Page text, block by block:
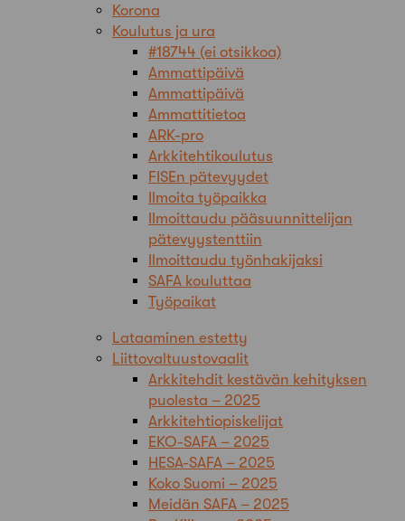
Korona
Koulutus ja ura
#18744 (ei otsikkoa)
Ammattipäivä
Ammattipäivä
Ammattitietoa
ARK-pro
Arkkitehtikoulutus
FISEn pätevyydet
Ilmoita työpaikka
Ilmoittaudu pääsuunnittelijan
pätevyystenttiin
Ilmoittaudu työnhakijaksi
SAFA kouluttaa
Työpaikat
Lataaminen estetty
Liittovaltuustovaalit
Arkkitehdit kestävän kehityksen
puolesta – 2025
Arkkitehtiopiskelijat
EKO-SAFA – 2025
HESA-SAFA – 2025
Koko Suomi – 2025
Meidän SAFA – 2025